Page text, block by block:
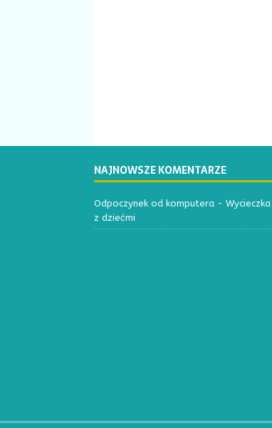
NAJNOWSZE KOMENTARZE
Odpoczynek od komputera - Wycieczka
z dziećmi